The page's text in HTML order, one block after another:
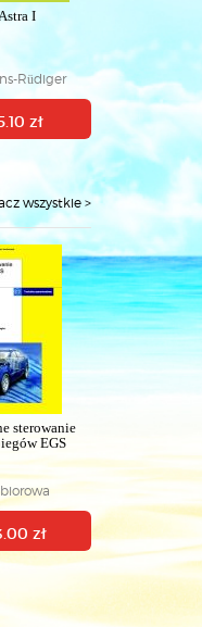
I
Rüdiger
zł
wszystkie >
sterowanie
EGS
zł